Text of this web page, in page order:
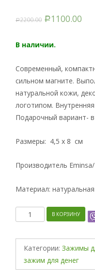
Р2200.00 Р1100.00
В наличии.
Современный,
сильном магните.
натуральной кожи,
логотипом.
Подарочный вариант-
Размеры: 4,5 x 8 см
Производитель
Материал:
КоличествоВ КОРЗИНУ
Категории: Зажимы
зажим для денег